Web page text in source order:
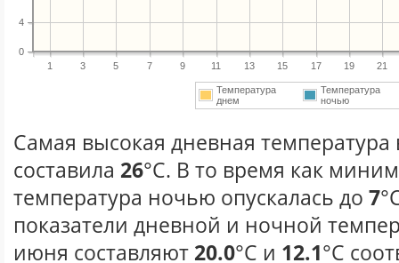
1 3 5 7 9 11 13 15 17 19 21
0
4
Температура
днем
Температура
ночью
Самая высокая дневная
составила 26°С. В то время как
температура ночью опускалась до 7
показатели дневной и ночной
июня составляют 20.0°С и 12.1°С